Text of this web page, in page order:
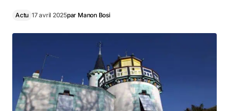
Actu 17 avril 2025par Manon Bosi